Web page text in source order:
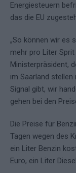
Energiesteuern
das die EU
„So können wir es
mehr pro Liter
Ministerpräsident,
im Saarland
Signal gibt, wir
gehen bei den
Die Preise für
Tagen wegen des
ein Liter Benzin
Euro, ein Liter